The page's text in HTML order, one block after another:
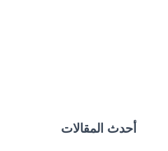
أحدث المقالات